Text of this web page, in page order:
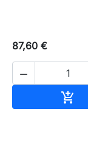
87,60 €

